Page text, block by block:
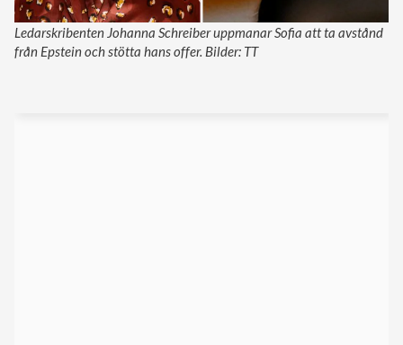
Ledarskribenten Johanna Schreiber uppmanar Sofia att ta avstånd
från Epstein och stötta hans offer. Bilder: TT